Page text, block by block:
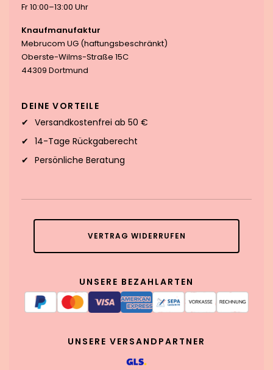
Fr 10:00–13:00 Uhr
Knaufmanufaktur
Mebrucom UG (haftungsbeschränkt)
Oberste-Wilms-Straße 15C
44309 Dortmund
DEINE VORTEILE
Versandkostenfrei ab 50 €
14-Tage Rückgaberecht
Persönliche Beratung
VERTRAG WIDERRUFEN
UNSERE BEZAHLARTEN
UNSERE VERSANDPARTNER